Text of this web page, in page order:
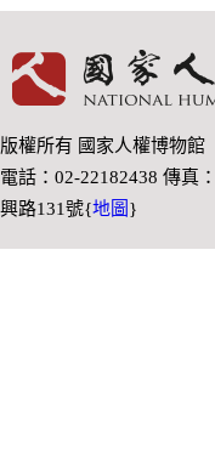
版權所有 國家人權博物館
電話：02-22182438 傳真
興路131號{地圖 }